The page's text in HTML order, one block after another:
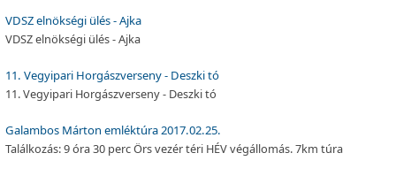
VDSZ elnökségi ülés - Ajka
VDSZ elnökségi ülés - Ajka
11. Vegyipari Horgászverseny - Deszki tó
11. Vegyipari Horgászverseny - Deszki tó
Galambos Márton emléktúra 2017.02.25.
Találkozás: 9 óra 30 perc Örs vezér téri HÉV végállomás. 7km túra